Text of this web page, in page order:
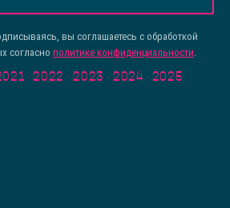
вы соглашаетесь с обработкой
согласно политике конфиденциальности
· 2022 · 2023 · 2024 · 2025